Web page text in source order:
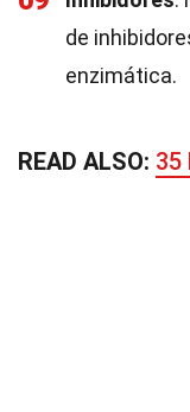
de
enzimática.
READ ALSO: 35